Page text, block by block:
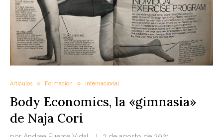
Artículos Formación Internacional
Body Economics, la «gimnasia»
de Naja Cori